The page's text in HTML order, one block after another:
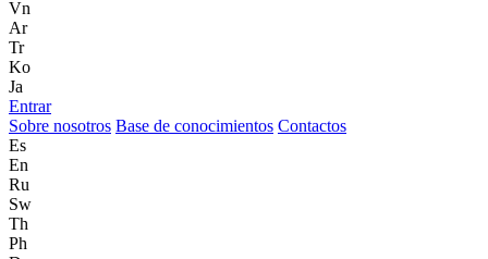
Vn
Ar
Tr
Ko
Ja
Entrar
Sobre nosotros Base de conocimientos Contactos
Es
En
Ru
Sw
Th
Ph